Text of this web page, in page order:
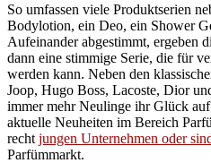
So umfassen viele Produktserien
Bodylotion, ein Deo, ein Shower
Aufeinander abgestimmt, ergeben
dann eine stimmige Serie, die für
werden kann. Neben den
Joop, Hugo Boss, Lacoste, Dior
immer mehr Neulinge ihr Glück
aktuelle Neuheiten im Bereich
recht jungen Unternehmen oder
Parfümmarkt.